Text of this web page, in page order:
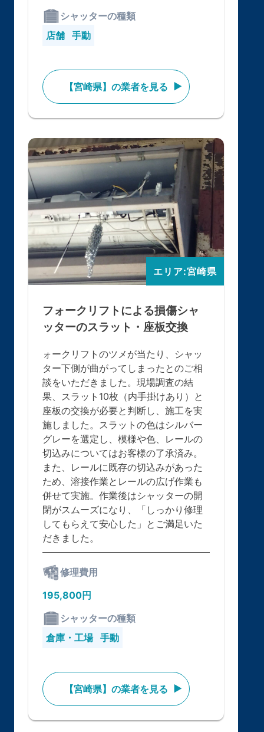
シャッターの種類
店舗 手動
【宮崎県】の業者を見る
エリア:宮崎県
フォークリフトによる損傷シャ
ッターのスラット・座板交換
ォークリフトのツメが当たり、シャッ
ター下側が曲がってしまったとのご相
談をいただきました。現場調査の結
果、スラット10枚（内手掛けあり）と
座板の交換が必要と判断し、施工を実
施しました。スラットの色はシルバー
グレーを選定し、模様や色、レールの
切込みについてはお客様の了承済み。
また、レールに既存の切込みがあった
ため、溶接作業とレールの広げ作業も
併せて実施。作業後はシャッターの開
閉がスムーズになり、「しっかり修理
してもらえて安心した」とご満足いた
だきました。
修理費用
195,800円
シャッターの種類
倉庫・工場 手動
【宮崎県】の業者を見る